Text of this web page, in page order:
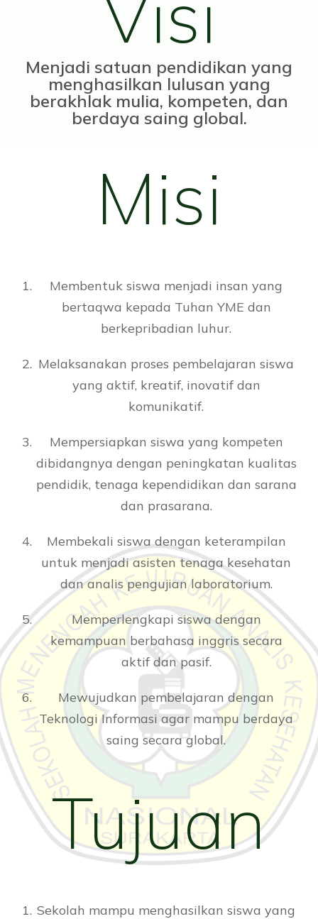
Menjadi satuan pendidikan yang
menghasilkan lulusan yang
berakhlak mulia, kompeten, dan
berdaya saing global.
Misi
Membentuk siswa menjadi insan yang
bertaqwa kepada Tuhan YME dan
berkepribadian luhur.
Melaksanakan proses pembelajaran siswa
yang aktif, kreatif, inovatif dan
komunikatif.
Mempersiapkan siswa yang kompeten
dibidangnya dengan peningkatan kualitas
pendidik, tenaga kependidikan dan sarana
dan prasarana.
Membekali siswa dengan keterampilan
untuk menjadi asisten tenaga kesehatan
dan analis pengujian laboratorium.
Memperlengkapi siswa dengan
kemampuan berbahasa inggris secara
aktif dan pasif.
Mewujudkan pembelajaran dengan
Teknologi Informasi agar mampu berdaya
saing secara global.
Tujuan
Sekolah mampu menghasilkan siswa yang